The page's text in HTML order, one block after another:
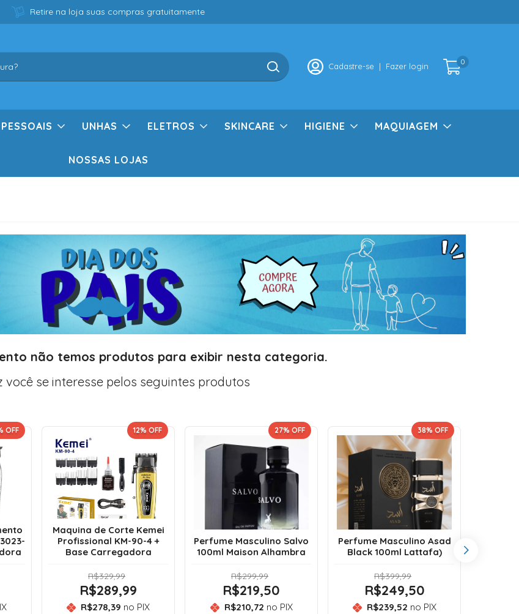
Retire na loja suas compras gratuitamente
Cadastre-se | Fazer login 0
UNHAS ELETROS SKINCARE HIGIENE MAQUIAGEM
NOSSAS LOJAS
não temos produtos para exibir nesta categoria.
você se interesse pelos seguintes produtos
OFF 12% OFF
Maquina de Corte Kemei
Profissional KM-90-4 +
Base Carregadora
R$329,99
R$289,99
R$278,39 no PIX
27% OFF
Perfume Masculino Salvo
100ml Maison Alhambra
R$299,99
R$219,50
R$210,72 no PIX
38% OFF
Perfume Masculino Asad
Black 100ml Lattafa)
R$399,99
R$249,50
R$239,52 no PIX